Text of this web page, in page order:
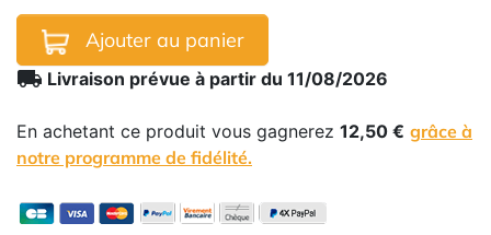
Ajouter au panier
local_shipping Livraison prévue à partir du 11/08/2026
En achetant ce produit vous gagnerez 12,50 € grâce à
notre programme de fidélité.